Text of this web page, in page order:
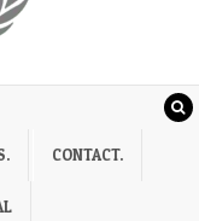
CONTACT.